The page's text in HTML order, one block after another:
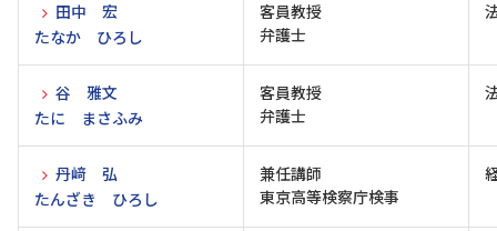
田中 宏
たなか ひろし
客員教授
弁護士
谷 雅文
たに まさふみ
客員教授
弁護士
丹﨑 弘
たんざき ひろし
兼任講師
東京高等検察庁検事